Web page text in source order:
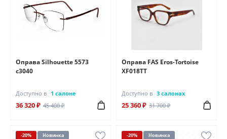
Оправа Silhouette 5573
c3040
Доступно в 1 салоне
36 320 ₽ 45 400 ₽
Оправа FAS Eros-Tortoise
XF018TT
Доступно в 3 салонах
25 360 ₽ 31 700 ₽
-20% Новинка -20% Новинка